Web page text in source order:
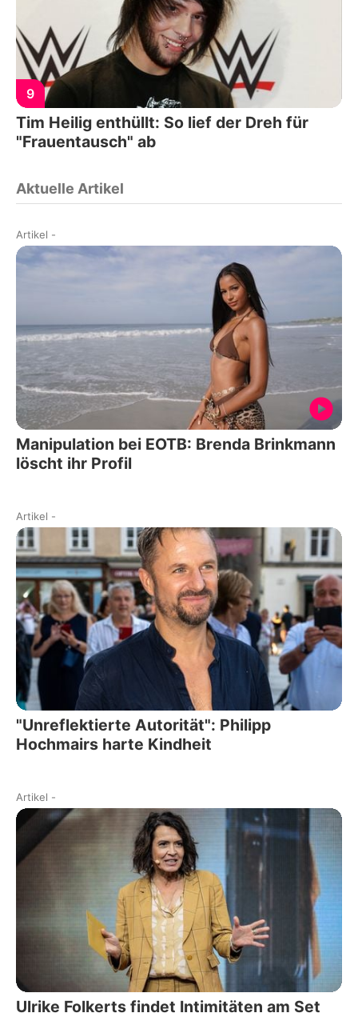
9
Tim Heilig enthüllt: So lief der Dreh für
"Frauentausch" ab
Aktuelle Artikel
Artikel -
Manipulation bei EOTB: Brenda Brinkmann
löscht ihr Profil
Artikel -
"Unreflektierte Autorität": Philipp
Hochmairs harte Kindheit
Artikel -
Ulrike Folkerts findet Intimitäten am Set